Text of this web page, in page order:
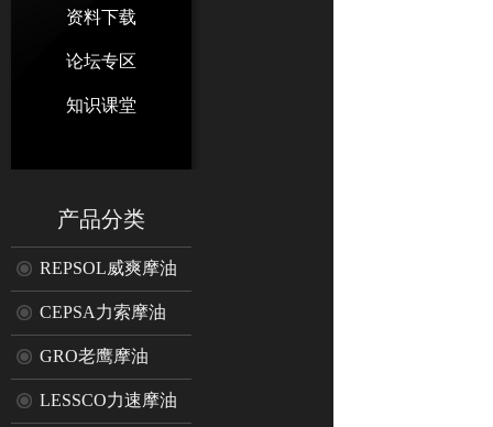
资料下载
论坛专区
知识课堂
产品分类
REPSOL威爽摩油
CEPSA力索摩油
GRO老鹰摩油
LESSCO力速摩油